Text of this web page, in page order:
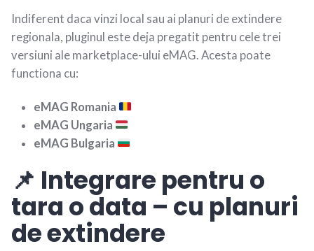
Indiferent daca vinzi local sau ai planuri de extindere
regionala, pluginul este deja pregatit pentru cele trei
versiuni ale marketplace-ului eMAG. Acesta poate
functiona cu:
eMAG Romania
eMAG Ungaria
eMAG Bulgaria
📌 Integrare pentru o
tara o data – cu planuri
de extindere